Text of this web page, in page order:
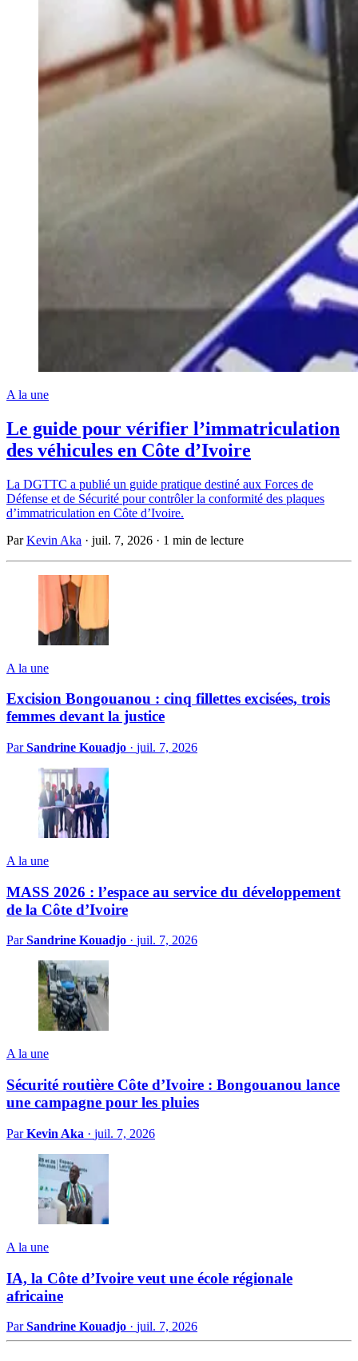
A la une
Le guide pour vérifier l’immatriculation
des véhicules en Côte d’Ivoire
La DGTTC a publié un guide pratique destiné aux Forces de
Défense et de Sécurité pour contrôler la conformité des plaques
d’immatriculation en Côte d’Ivoire.
ParKevin Aka · juil. 7, 2026 · 1 min de lecture
A la une
Excision Bongouanou : cinq fillettes excisées, trois
femmes devant la justice
ParSandrine Kouadjo · juil. 7, 2026
A la une
MASS 2026 : l’espace au service du développement
de la Côte d’Ivoire
ParSandrine Kouadjo · juil. 7, 2026
A la une
Sécurité routière Côte d’Ivoire : Bongouanou lance
une campagne pour les pluies
ParKevin Aka · juil. 7, 2026
A la une
IA, la Côte d’Ivoire veut une école régionale
africaine
ParSandrine Kouadjo · juil. 7, 2026